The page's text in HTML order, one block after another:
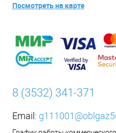
Посмотреть на карте
8 (3532) 341-371
Email: